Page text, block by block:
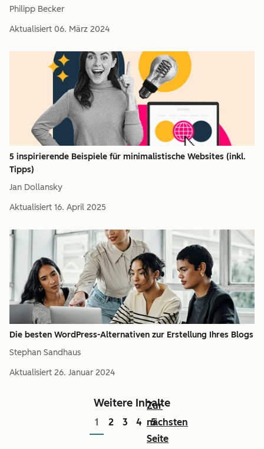
Philipp Becker
Aktualisiert 06. März 2024
5 inspirierende Beispiele für minimalistische Websites (inkl.
Tipps)
Jan Dollansky
Aktualisiert 16. April 2025
Die besten WordPress-Alternativen zur Erstellung Ihres Blogs
Stephan Sandhaus
Aktualisiert 26. Januar 2024
Weitere Inhalte
1 2 3 4 5
Zur
nächsten
Seite